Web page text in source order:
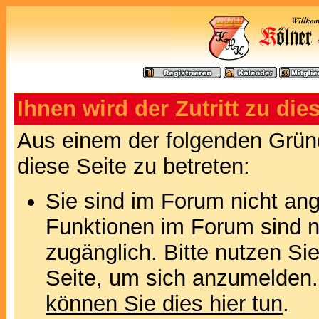
Ihnen wird der Zutritt zu
Aus einem der folgenden
diese Seite zu betreten:
Sie sind im Forum nicht
Funktionen im Forum sind
zugänglich. Bitte nutzen
Seite, um sich
können Sie dies hier tun.